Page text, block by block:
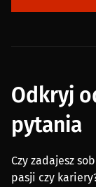
Odkryj odpowiedzi na swoje
pytania
Czy zadajesz
pasji czy